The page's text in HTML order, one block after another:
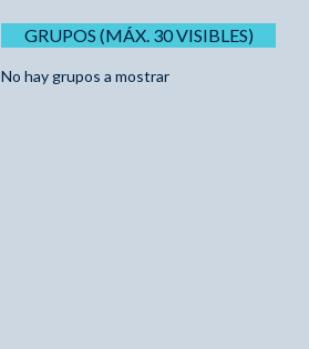
GRUPOS (MÁX. 30 VISIBLES)
No hay grupos a mostrar